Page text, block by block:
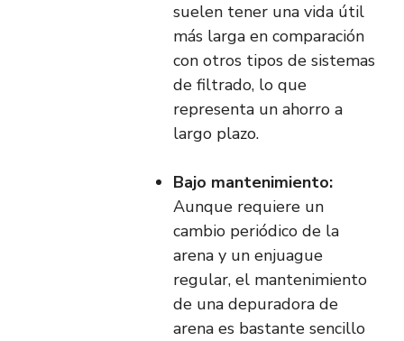
suelen tener una vida útil
más larga en comparación
con otros tipos de sistemas
de filtrado, lo que
representa un ahorro a
largo plazo.
Bajo mantenimiento:
Aunque requiere un
cambio periódico de la
arena y un enjuague
regular, el mantenimiento
de una depuradora de
arena es bastante sencillo